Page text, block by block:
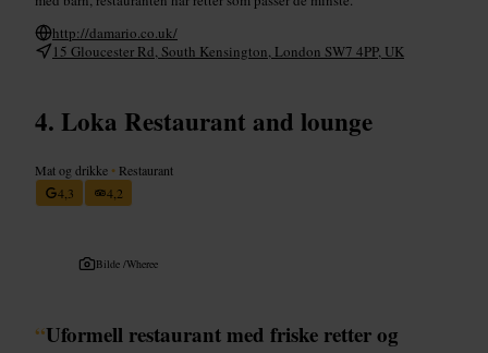
http://damario.co.uk/
15 Gloucester Rd, South Kensington, London SW7 4PP, UK
Loka Restaurant and lounge
Mat og drikke • Restaurant
4,3
4,2
Bilde /Wheree
“Uformell restaurant med friske retter og